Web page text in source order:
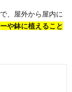
、屋外から屋内に
や鉢に植えること